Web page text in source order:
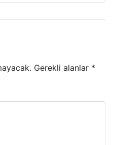
Gerekli alanlar *